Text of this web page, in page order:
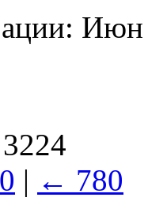
| ← 780